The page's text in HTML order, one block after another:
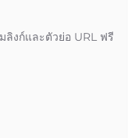
งก์และตัวย่อ URL ฟรี